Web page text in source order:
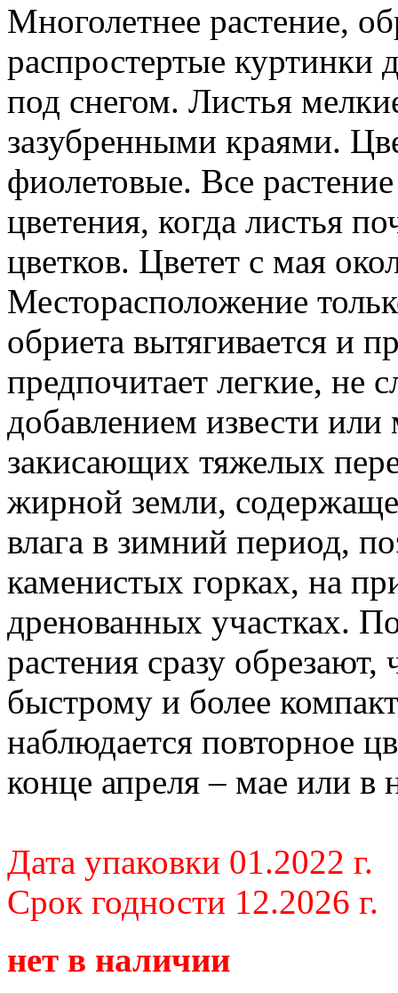
Многолетнее растение,
распростертые
под снегом. Листья
зазубренными краями.
фиолетовые. Все
цветения, когда листья
цветков. Цветет с мая
Месторасположение
обриета вытягивается и
предпочитает легкие,
добавлением извести
закисающих тяжелых
жирной земли,
влага в зимний период,
каменистых горках, на
дренованных участках.
растения сразу
быстрому и более
наблюдается повторное
конце апреля – мае или в
Дата упаковки 01.2022 г.
Срок годности 12.2026 г.
нет в наличии